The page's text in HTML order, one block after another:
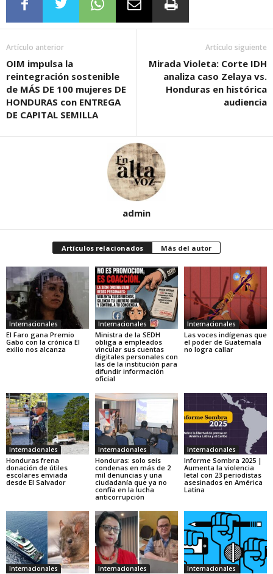
Artículo anterior
OIM impulsa la
reintegración sostenible
de MÁS DE 100 mujeres DE
HONDURAS con ENTREGA
DE CAPITAL SEMILLA
Artículo siguiente
Mirada Violeta: Corte IDH
analiza caso Zelaya vs.
Honduras en histórica
audiencia
admin
Artículos relacionados Más del autor
Internacionales
El Faro gana Premio
Gabo con la crónica El
exilio nos alcanza
Internacionales
Ministra de la SEDH
obliga a empleados
vincular sus cuentas
digitales personales con
las de la institución para
difundir información
oficial
Internacionales
Las voces indígenas que
el poder de Guatemala
no logra callar
Internacionales
Honduras frena
donación de útiles
escolares enviada
desde El Salvador
Internacionales
Honduras: solo seis
condenas en más de 2
mil denuncias y una
ciudadanía que ya no
confía en la lucha
anticorrupción
Internacionales
Informe Sombra 2025 |
Aumenta la violencia
letal con 23 periodistas
asesinados en América
Latina
Internacionales Internacionales Internacionales